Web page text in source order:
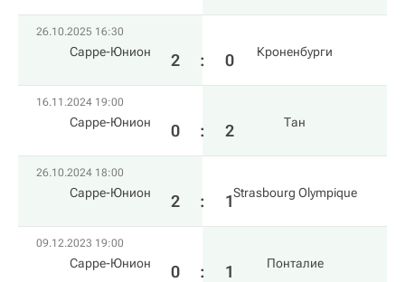
26.10.2025 16:30
Сарре-Юнион 2 : 0 Кроненбурги
16.11.2024 19:00
Сарре-Юнион 0 : 2 Тан
26.10.2024 18:00
Сарре-Юнион 2 : 1Strasbourg Olympique
09.12.2023 19:00
Сарре-Юнион 0 : 1 Понталие